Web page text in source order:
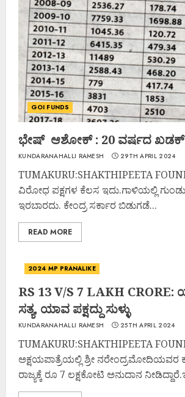
GOI FUNDS
ಭೇಷ್ ಆಶೋಕ್ : 20 ವರ್ಷದ
KUNDARANAHALLI RAMESH 29TH APRIL 2024
TUMAKURU:SHAKTHIPEETA
ವಿರೋಧ ಪಕ್ಷಗಳ ಕೆಲಸ ಇದು.ಗಾಳಿಯಲ್ಲಿ
ಇರಬಾರದು. ಕೇಂದ್ರ ಸರ್ಕಾರ ಬಿಡುಗಡೆ...
READ MORE
2024 MP PRANALIKE
RS 13 V/S 7 LAKH CRORE:
ಸತ್ಯ, ಯಾವ ಪಕ್ಷದ್ದು ಸುಳ್ಳು
KUNDARANAHALLI RAMESH 25TH APRIL 2024
TUMAKURU:SHAKTHIPEETA
ಅಕ್ಷಯಪಾತ್ರೆಯಲ್ಲಿ ಶ್ರೀ ನರೇಂದ್ರಮೋದಿಯವರ
ರಾಜ್ಯಕ್ಕೆ ರೂ 7 ಲಕ್ಷಕೋಟಿ ಅನುದಾನ